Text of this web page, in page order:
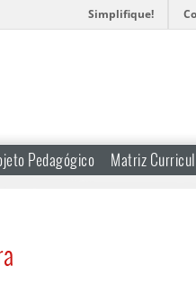
Simplifique!
Pedagógico Matriz